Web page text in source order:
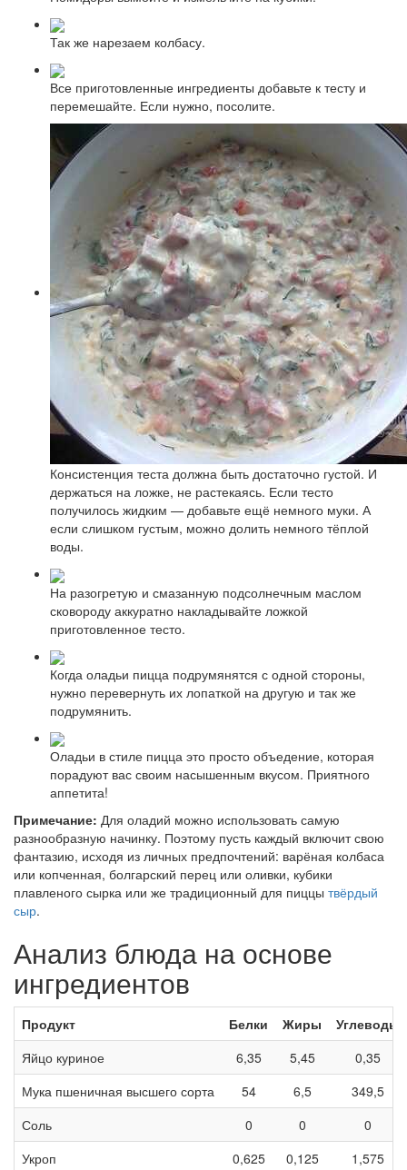
Так же нарезаем колбасу.
Все приготовленные ингредиенты добавьте к тесту и
перемешайте. Если нужно, посолите.
Консистенция теста должна быть достаточно густой. И
держаться на ложке, не растекаясь. Если тесто
получилось жидким — добавьте ещё немного муки. А
если слишком густым, можно долить немного тёплой
воды.
На разогретую и смазанную подсолнечным маслом
сковороду аккуратно накладывайте ложкой
приготовленное тесто.
Когда оладьи пицца подрумянятся с одной стороны,
нужно перевернуть их лопаткой на другую и так же
подрумянить.
Оладьи в стиле пицца это просто объедение, которая
порадуют вас своим насышенным вкусом. Приятного
аппетита!
Примечание: Для оладий можно использовать самую
разнообразную начинку. Поэтому пусть каждый включит свою
фантазию, исходя из личных предпочтений: варёная колбаса
или копченная, болгарский перец или оливки, кубики
плавленого сырка или же традиционный для пиццы твёрдый
сыр.
Анализ блюда на основе
ингредиентов
Продукт Белки Жиры
Углеводы
Яйцо куриное
6,35 5,45
0,35
Мука пшеничная высшего сорта
54 6,5
349,5
Соль
0 0
0
Укроп
0,625 0,125
1,575